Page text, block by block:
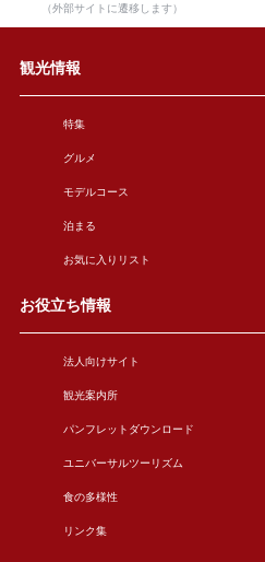
（外部サイトに遷移します）
観光情報
特集
グルメ
モデルコース
泊まる
お気に入りリスト
お役立ち情報
法人向けサイト
観光案内所
パンフレットダウンロード
ユニバーサルツーリズム
食の多様性
リンク集